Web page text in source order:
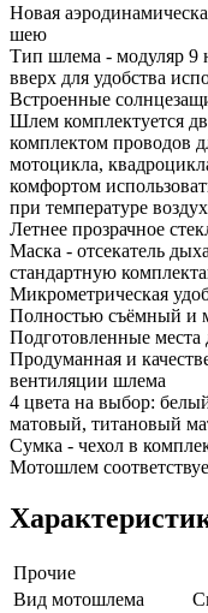
Новая
шею
Тип шлема - модуляр 9
вверх для удобства
Встроенные
Шлем комплектуется
комплектом проводов
мотоцикла,
комфортом
при температуре
Летнее прозрачное
Маска - отсекатель
стандартную
Микрометрическая
Полностью съёмный и
Подготовленные места
Продуманная и
вентиляции шлема
4 цвета на выбор:
матовый, титановый
Сумка - чехол в
Мотошлем
Прочие
Вид мотошлема